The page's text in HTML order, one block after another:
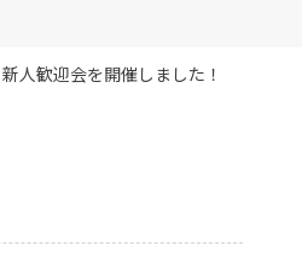
新人歓迎会を開催しました！